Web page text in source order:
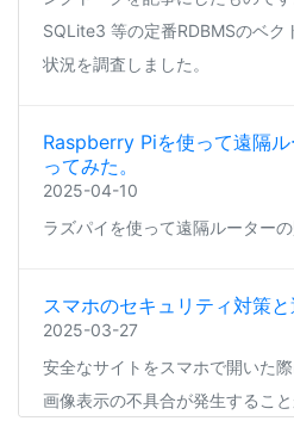
SQLite3 等の定番RDBMSのベク
状況を調査しました。
Raspberry Piを使って遠隔
ってみた。
2025-04-10
ラズパイを使って遠隔ルーター
スマホのセキュリティ対策
2025-03-27
安全なサイトをスマホで開いた
画像表示の不具合が発生するこ